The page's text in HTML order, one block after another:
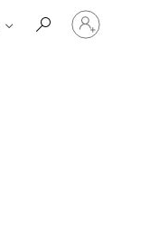
Войдите
учетную